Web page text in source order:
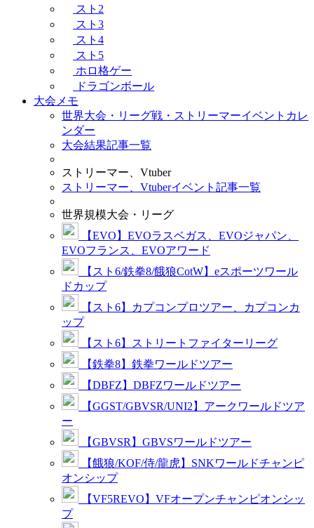
スト2
スト3
スト4
スト5
ホロ格ゲー
ドラゴンボール
大会メモ
世界大会・リーグ戦・ストリーマーイベントカレ
ンダー
大会結果記事一覧
ストリーマー、Vtuber
ストリーマー、Vtuberイベント記事一覧
世界規模大会・リーグ
【EVO】EVOラスベガス、EVOジャパン、
EVOフランス、EVOアワード
【スト6/鉄拳8/餓狼CotW】eスポーツワール
ドカップ
【スト6】カプコンプロツアー、カプコンカ
ップ
【スト6】ストリートファイターリーグ
【鉄拳8】鉄拳ワールドツアー
【DBFZ】DBFZワールドツアー
【GGST/GBVSR/UNI2】アークワールドツア
ー
【GBVSR】GBVSワールドツアー
【餓狼/KOF/侍/龍虎】SNKワールドチャンピ
オンシップ
【VF5REVO】VFオープンチャンピオンシッ
プ